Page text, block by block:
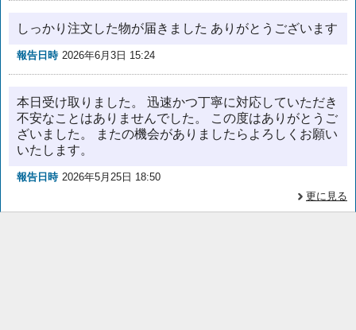
しっかり注文した物が届きました ありがとうございます
報告日時 2026年6月3日 15:24
本日受け取りました。 迅速かつ丁寧に対応していただき
不安なことはありませんでした。 この度はありがとうご
ざいました。 またの機会がありましたらよろしくお願い
いたします。
報告日時 2026年5月25日 18:50
更に見る